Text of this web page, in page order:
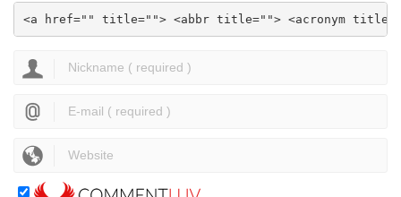
<a href="" title=""> <abbr title=""> <acronym